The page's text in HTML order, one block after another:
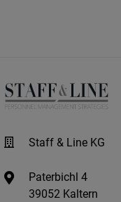
Staff & Line KG
Paterbichl 4
39052 Kaltern